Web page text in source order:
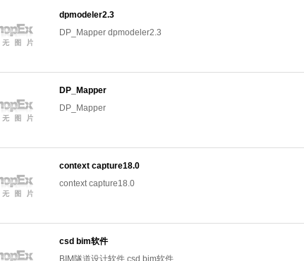
dpmodeler2.3
DP_Mapper dpmodeler2.3
DP_Mapper
DP_Mapper
context capture18.0
context capture18.0
csd bim软件
BIM隧道设计软件 csd bim软件